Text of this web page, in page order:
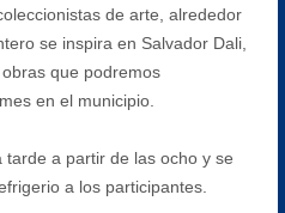
de arte, alrededor
se inspira en Salvador Dali,
que podremos
en el municipio.
a partir de las ocho y se
a los participantes.